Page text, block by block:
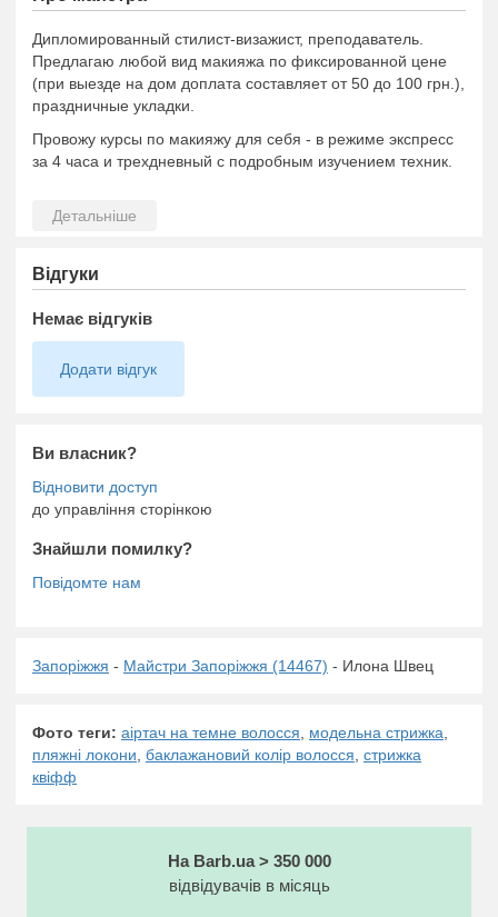
Дипломированный стилист-визажист, преподаватель.
Предлагаю любой вид макияжа по фиксированной цене
(при выезде на дом доплата составляет от 50 до 100 грн.),
праздничные укладки.
Провожу курсы по макияжу для себя - в режиме экспресс
за 4 часа и трехдневный с подробным изучением техник.
Відгуки
Немає відгуків
Додати відгук
Ви власник?
до управління сторінкою
Знайшли помилку?
Запоріжжя - Майстри Запоріжжя (14467) - Илона Швец
Фото теги: аіртач на темне волосся модельна стрижка
пляжні локони баклажановий колір волосся стрижка
квіфф
На Barb.ua > 350 000
відвідувачів в місяць